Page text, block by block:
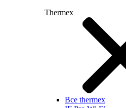
Thermex
Все thermex